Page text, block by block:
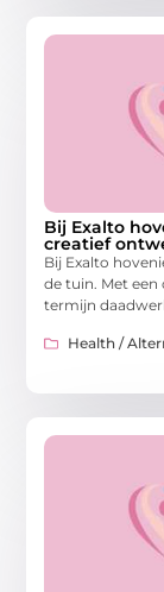
Bij Exalto
creatief
Bij Exalto
de tuin. Met
termijn
Health /